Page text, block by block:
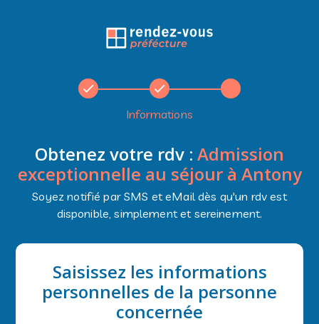
Obtenez votre rdv : Admission
exceptionnelle au séjour à Antony
Soyez notifié par SMS et eMail dès qu'un rdv est
disponible, simplement et sereinement.
Saisissez les informations
personnelles de la personne
concernée
Informations